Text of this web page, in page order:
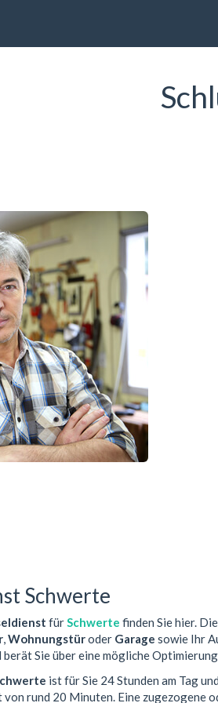
Schwerte
fürSchwerte finden Sie hier. Die
,Wohnungstüroder Garage sowie Ihr
berät Sie über eine mögliche
ist für Sie 24 Stunden am Tag
rund 20 Minuten. Eine zugezogene